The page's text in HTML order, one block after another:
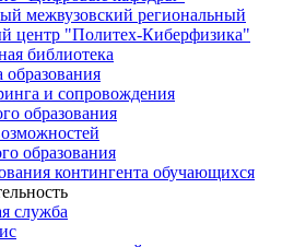
межвузовский региональный
центр "Политех-Киберфизика"
библиотека
образования
и сопровождения
образования
образования
контингента обучающихся
служба